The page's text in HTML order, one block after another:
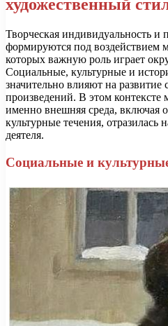
художественный
Творческая индивидуальность и
формируются под воздействием
которых важную роль играет
Социальные, культурные и
значительно влияют на развитие
произведений. В этом контексте
именно внешняя среда, включая
культурные течения, отразилась
деятеля.
Социальные и